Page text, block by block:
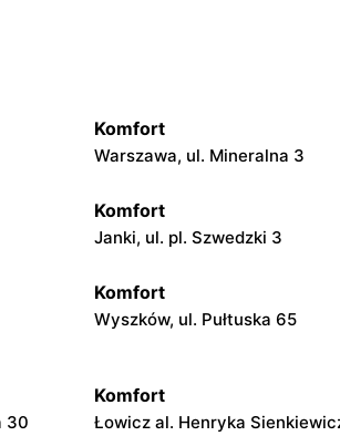
Komfort
Warszawa, ul. Mineralna 3
Komfort
Janki, ul. pl. Szwedzki 3
Komfort
Wyszków, ul. Pułtuska 65
30
Komfort
Łowicz al. Henryka